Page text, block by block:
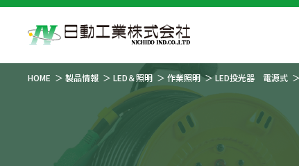
HOME 製品情報 LED＆照明 作業照明 LED投光器 電源式